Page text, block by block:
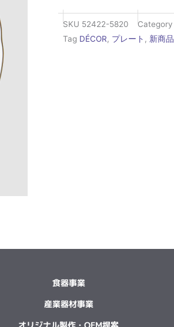
SKU 52422-5820 Category
Tag DÉCOR, プレート , 新商品
食器事業
産業器材事業
オリジナル製作・OEM提案